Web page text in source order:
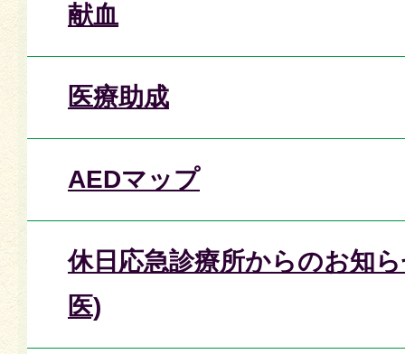
献血
医療助成
AEDマップ
休日応急診療所からのお知
医)